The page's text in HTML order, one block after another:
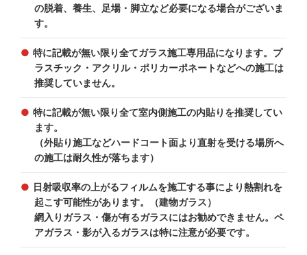
の脱着、養生、足場・脚立など必要になる場合がございま
す。
特に記載が無い限り全てガラス施工専用品になります。プ
ラスチック・アクリル・ポリカーポネートなどへの施工は
推奨していません。
特に記載が無い限り全て室内側施工の内貼りを推奨してい
ます。
（外貼り施工などハードコート面より直射を受ける場所へ
の施工は耐久性が落ちます）
日射吸収率の上がるフィルムを施工する事により熱割れを
起こす可能性があります。（建物ガラス）
網入りガラス・傷が有るガラスにはお勧めできません。ペ
アガラス・影が入るガラスは特に注意が必要です。